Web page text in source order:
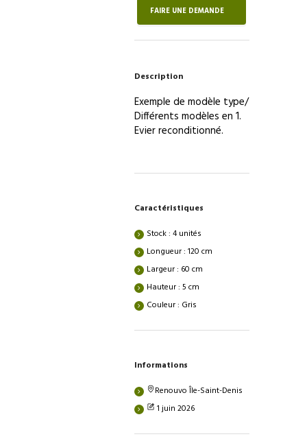
en
RÉAVIE
FAIRE UNE DEMANDE
Description
Exemple de modèle type/
Différents modèles en 1.
Evier reconditionné.
Caractéristiques
Stock : 4 unités
Longueur : 120 cm
Largeur : 60 cm
Hauteur : 5 cm
Couleur : Gris
Informations
Renouvo Île-Saint-Denis
1 juin 2026